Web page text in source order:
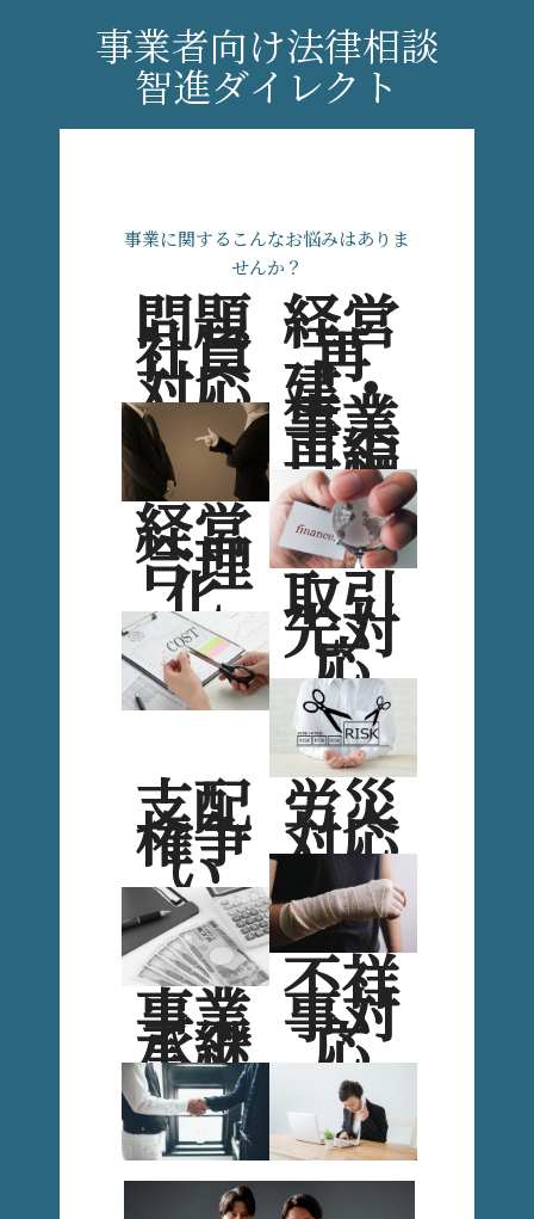
事業者向け法律相談
智進ダイレクト
事業に関するこんなお悩みはありま
せんか？
問題
社員
対応
経営
合理
化
経営
再
建・
事業
再編
取引
先対
応
支配
権争
い
事業
承継
労災
対応
不祥
事対
応